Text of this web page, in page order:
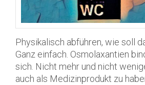
Physikalisch abführen, wie soll
Ganz einfach. Osmolaxantien
sich. Nicht mehr und nicht
auch als Medizinprodukt zu